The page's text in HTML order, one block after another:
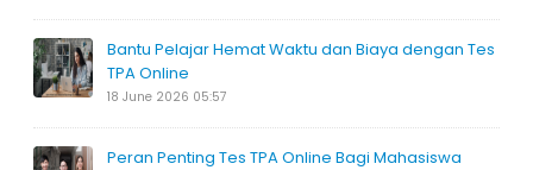
Bantu Pelajar Hemat Waktu dan Biaya dengan Tes
TPA Online
18 June 2026 05:57
Peran Penting Tes TPA Online Bagi Mahasiswa